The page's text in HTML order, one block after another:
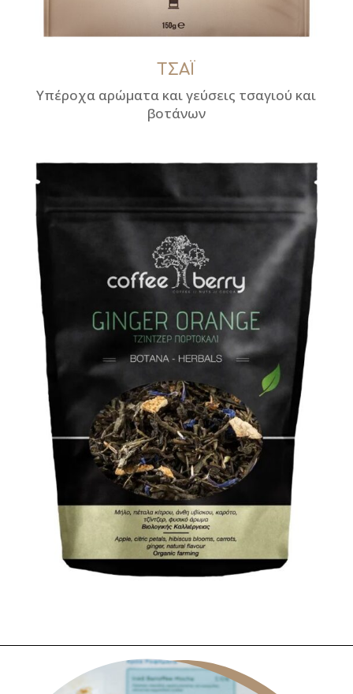
ΤΣΑΪ
Υπέροχα αρώματα και γεύσεις τσαγιού και
βοτάνων